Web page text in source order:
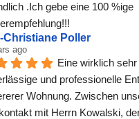
.Ich gebe eine 100 %ige
Christiane Poller
ago
Eine wirklich
und professionelle
Wohnung. Zwischen
mit Herrn Kowalski,